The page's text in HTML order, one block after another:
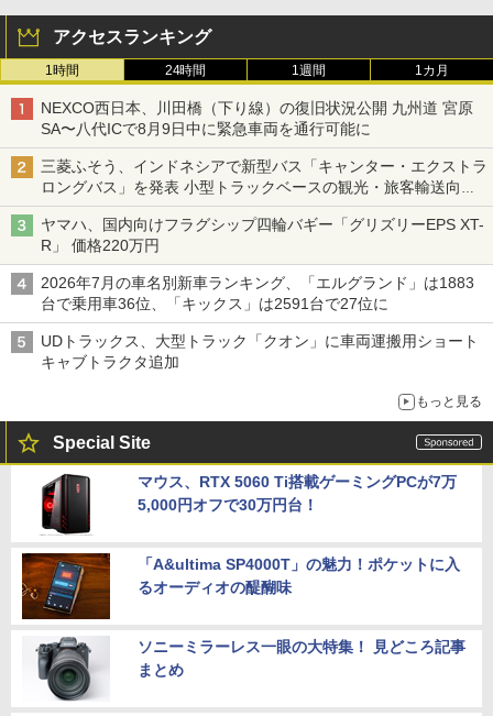
アクセスランキング
1時間 24時間 1週間 1カ月
NEXCO西日本、川田橋（下り線）の復旧状況公開 九州道 宮原
SA〜八代ICで8月9日中に緊急車両を通行可能に
三菱ふそう、インドネシアで新型バス「キャンター・エクストラ
ロングバス」を発表 小型トラックベースの観光・旅客輸送向け
バス
ヤマハ、国内向けフラグシップ四輪バギー「グリズリーEPS XT-
R」 価格220万円
2026年7月の車名別新車ランキング、「エルグランド」は1883
台で乗用車36位、「キックス」は2591台で27位に
UDトラックス、大型トラック「クオン」に車両運搬用ショート
キャブトラクタ追加
もっと見る
Special Site
マウス、RTX 5060 Ti搭載ゲーミングPCが7万
5,000円オフで30万円台！
「A&ultima SP4000T」の魅力！ポケットに入
るオーディオの醍醐味
ソニーミラーレス一眼の大特集！ 見どころ記事
まとめ